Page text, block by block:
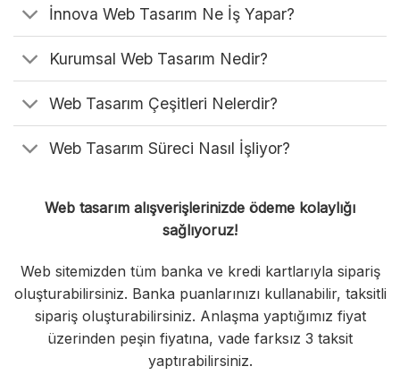
İnnova Web Tasarım Ne İş Yapar?
Kurumsal Web Tasarım Nedir?
Web Tasarım Çeşitleri Nelerdir?
Web Tasarım Süreci Nasıl İşliyor?
Web tasarım alışverişlerinizde ödeme kolaylığı
sağlıyoruz!
Web sitemizden tüm banka ve kredi kartlarıyla sipariş
oluşturabilirsiniz. Banka puanlarınızı kullanabilir, taksitli
sipariş oluşturabilirsiniz. Anlaşma yaptığımız fiyat
üzerinden peşin fiyatına, vade farksız 3 taksit
yaptırabilirsiniz.